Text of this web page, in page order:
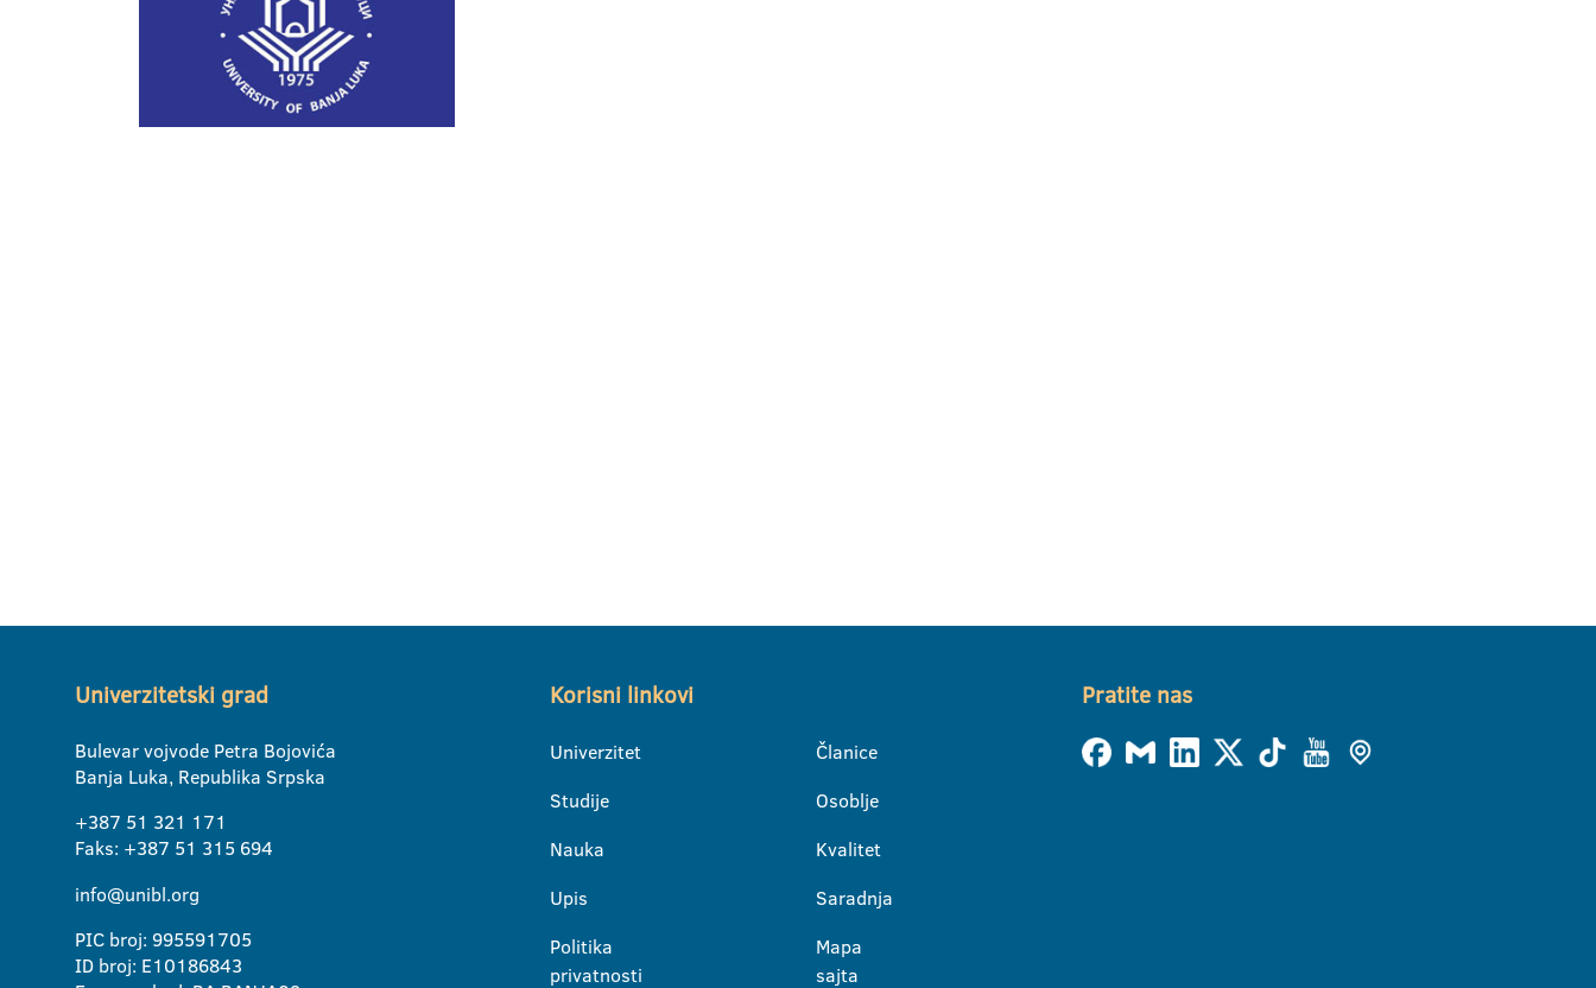
Univerzitetski grad
Bulevar vojvode Petra Bojovića
Banja Luka, Republika Srpska
+387 51 321 171
Faks: +387 51 315 694
info@unibl.org
PIC broj: 995591705
ID broj: E10186843
Korisni linkovi
Univerzitet
Studije
Nauka
Upis
Politika
privatnosti
Članice
Osoblje
Kvalitet
Saradnja
Mapa
sajta
Pratite nas